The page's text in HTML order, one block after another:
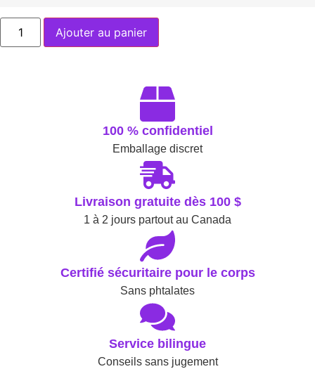
Ajouter au panier
100 % confidentiel
Emballage discret
Livraison gratuite dès 100 $
1 à 2 jours partout au Canada
Certifié sécuritaire pour le corps
Sans phtalates
Service bilingue
Conseils sans jugement